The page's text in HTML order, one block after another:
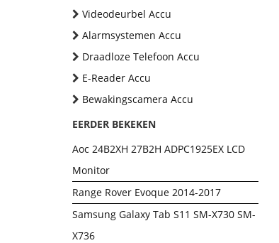
Videodeurbel Accu
Alarmsystemen Accu
Draadloze Telefoon Accu
E-Reader Accu
Bewakingscamera Accu
EERDER BEKEKEN
Aoc 24B2XH 27B2H ADPC1925EX LCD
Monitor
Range Rover Evoque 2014-2017
Samsung Galaxy Tab S11 SM-X730 SM-
X736